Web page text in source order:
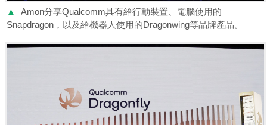
▲
Amon分享Qualcomm具有給行動裝置、電腦使用的
Snapdragon，以及給機器人使用的Dragonwing等品牌產品。